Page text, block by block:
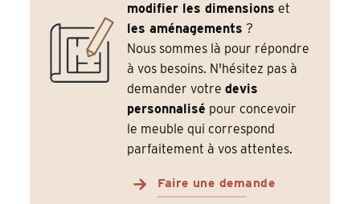
modifier les dimensions et
les aménagements ?
Nous sommes là pour répondre
à vos besoins. N'hésitez pas à
demander votredevis
personnalisé pour concevoir
le meuble qui correspond
parfaitement à vos attentes.
Faire une demande